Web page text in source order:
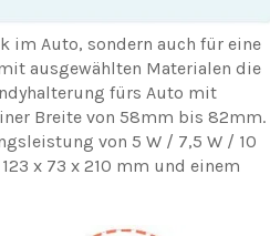
im Auto, sondern auch für eine
ausgewählten Materialen die
fürs Auto mit
Breite von 58mm bis 82mm.
von 5 W / 7,5 W / 10
x 73 x 210 mm und einem